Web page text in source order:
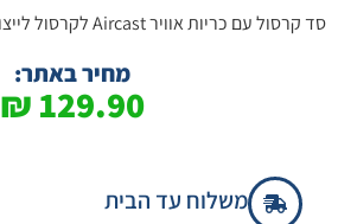
סד קרסול עם כריות אוויר Aircast לקרסול לייצוב המפרק והפחתת כאב.
מחיר באתר:
129.90
₪
משלוח עד הבית